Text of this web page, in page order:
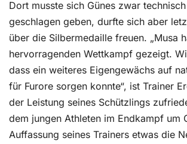
Dort musste sich Günes zwar
geschlagen geben, durfte sich aber
über die Silbermedaille freuen. „Musa
hervorragenden Wettkampf gezeigt.
dass ein weiteres Eigengewächs auf
für Furore sorgen konnte“, ist Trainer
der Leistung seines Schützlings
dem jungen Athleten im Endkampf um
Auffassung seines Trainers etwas die